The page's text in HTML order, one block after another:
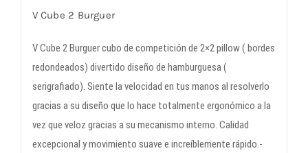
V Cube 2 Burguer
V Cube 2 Burguer cubo de competición de 2×2 pillow ( bordes
redondeados) divertido diseño de hamburguesa (
serigrafiado). Siente la velocidad en tus manos al resolverlo
gracias a su diseño que lo hace totalmente ergonómico a la
vez que veloz gracias a su mecanismo interno. Calidad
excepcional y movimiento suave e increíblemente rápido.­